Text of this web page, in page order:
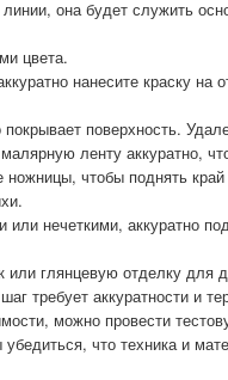
она будет служить
цвета.
нанесите краску на
поверхность.
ленту аккуратно,
ножницы, чтобы поднять
нечеткими, аккуратно
глянцевую отделку для
требует аккуратности и
можно провести
что техника и